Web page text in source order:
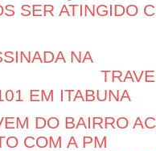
SER ATINGIDO
EM ITABUNA